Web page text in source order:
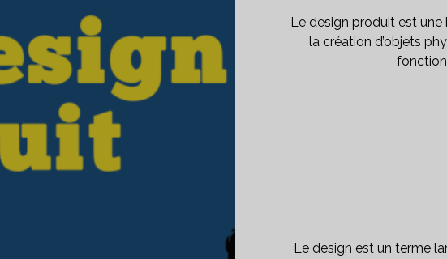
Le design produit est
la création d’objets
Le design est un terme